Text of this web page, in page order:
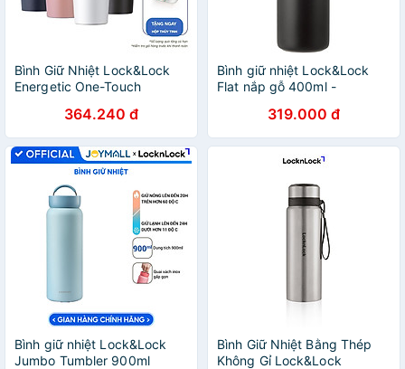
Bình Giữ Nhiệt Lock&Lock
Energetic One-Touch
364.240 đ
Bình giữ nhiệt Lock&Lock
Flat nắp gỗ 400ml -
319.000 đ
Bình giữ nhiệt Lock&Lock
Jumbo Tumbler 900ml
Bình Giữ Nhiệt Bằng Thép
Không Gỉ Lock&Lock